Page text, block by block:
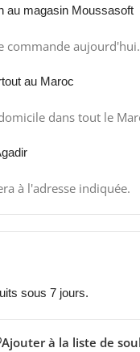
au magasin Moussasoft
commande aujourd'hui.
au Maroc
dans tout le
à l'adresse indiquée.
sous 7 jours.
Ajouter à la liste de